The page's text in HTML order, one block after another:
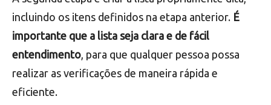
Criar a planilha para o checklist do
veículo
A segunda etapa é criar a lista propriamente dita,
incluindo os itens definidos na etapa anterior.